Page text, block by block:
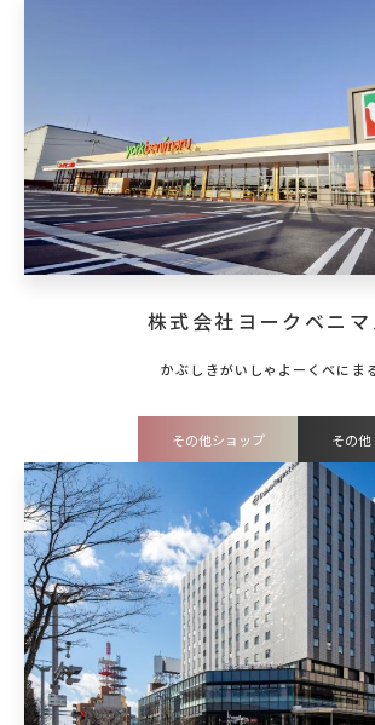
株式会社ヨークベニマ
その他ショップ その他